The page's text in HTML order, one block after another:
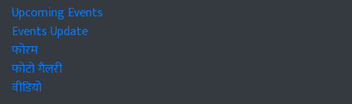
Upcoming Events
Events Update
फोरम
फोटो गैलरी
वीडियो